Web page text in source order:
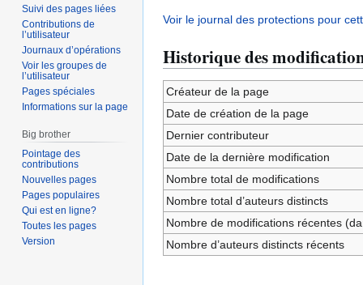
Voir le journal des protections pour
Historique des
Créateur de la page
Date de création de la page
Dernier contributeur
Date de la dernière modification
Nombre total de modifications
Nombre total d’auteurs distincts
Nombre de modifications récentes
Nombre d’auteurs distincts récents
Suivi des pages liées
Contributions de
l’utilisateur
Journaux d’opérations
Voir les groupes de
l’utilisateur
Pages spéciales
Informations sur la page
Big brother
Pointage des
contributions
Nouvelles pages
Pages populaires
Qui est en ligne?
Toutes les pages
Version